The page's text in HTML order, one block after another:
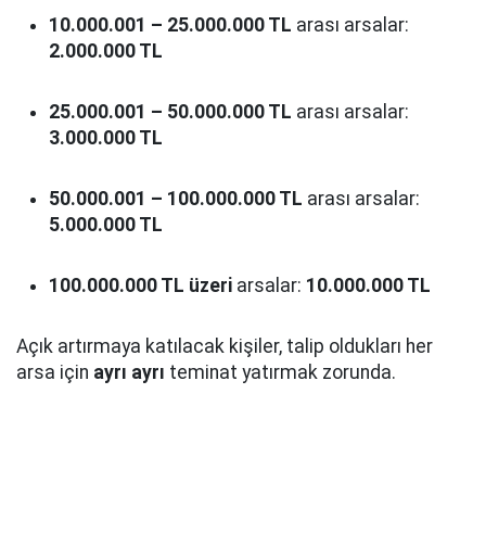
10.000.001 – 25.000.000 TL arası arsalar:
2.000.000 TL
25.000.001 – 50.000.000 TL arası arsalar:
3.000.000 TL
50.000.001 – 100.000.000 TL arası arsalar:
5.000.000 TL
100.000.000 TL üzeri arsalar: 10.000.000 TL
Açık artırmaya katılacak kişiler, talip oldukları her
arsa için ayrı ayrı teminat yatırmak zorunda.